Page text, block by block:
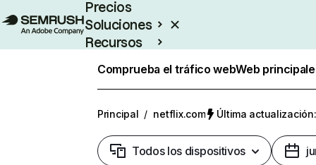
Precios
Soluciones
Recursos
Comprueba el tráfico webWeb
Principal / netflix.com Última
Todos los dispositivos